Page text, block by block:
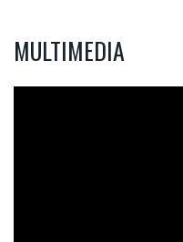
MULTIMEDIA